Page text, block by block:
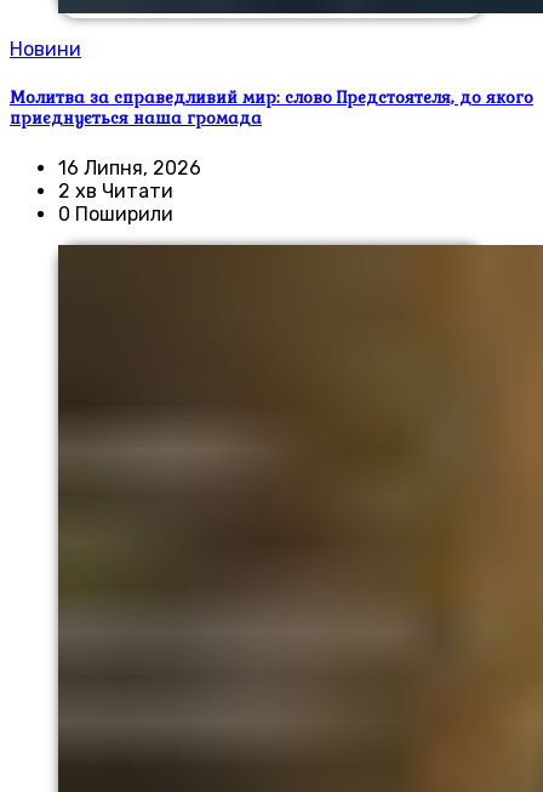
Новини
Молитва за справедливий мир: слово Предстоятеля, до якого
приєднується наша громада
16 Липня, 2026
2 хв Читати
0 Поширили